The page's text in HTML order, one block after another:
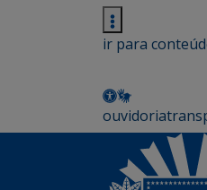
ir para
ouvidoria